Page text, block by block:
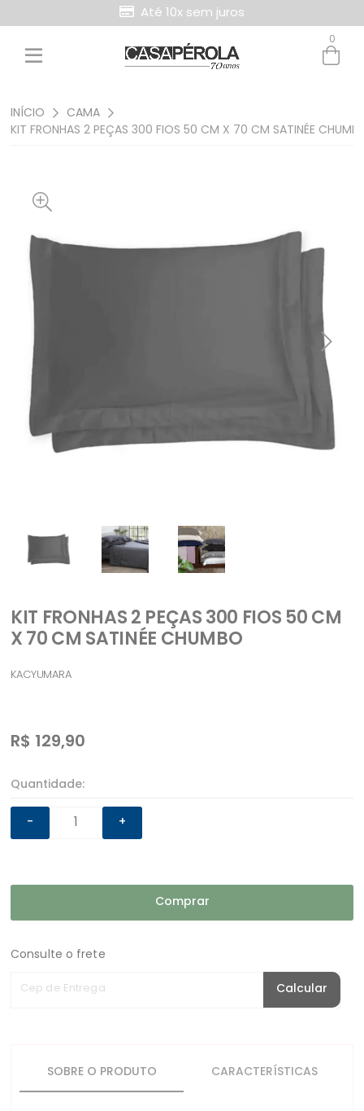
Entre com email ou cpf/cnpj
Até 10x sem juros
Retire Grátis na loja
0
INÍCIO
CAMA
KIT FRONHAS 2 PEÇAS 300 FIOS 50 CM X 70 CM SATINÉE
KIT FRONHAS 2 PEÇAS 300 FIOS 50 CM
X 70 CM SATINÉE CHUMBO
KACYUMARA
R$ 129,90
Quantidade:
-
+
Comprar
Consulte o frete
Cep de Entrega Calcular
SOBRE O PRODUTO CARACTERÍSTICAS